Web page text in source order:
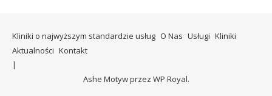
Kliniki o najwyższym standardzie usług O Nas Usługi Kliniki
Aktualności Kontakt
Ashe Motyw przez WP Royal.